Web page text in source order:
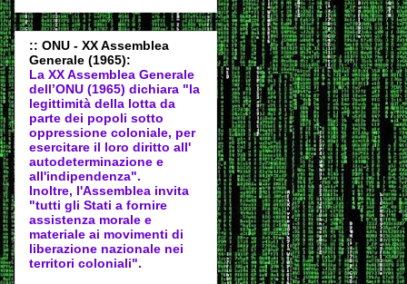
:: ONU - XX Assemblea
Generale (1965):
La XX Assemblea Generale
dell’ONU (1965) dichiara "la
legittimità della lotta da
parte dei popoli sotto
oppressione coloniale, per
esercitare il loro diritto all'
autodeterminazione e
all'indipendenza".
Inoltre, l'Assemblea invita
"tutti gli Stati a fornire
assistenza morale e
materiale ai movimenti di
liberazione nazionale nei
territori coloniali".